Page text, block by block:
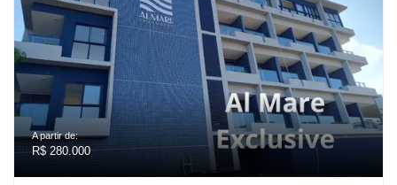
A partir de:
R$ 280.000